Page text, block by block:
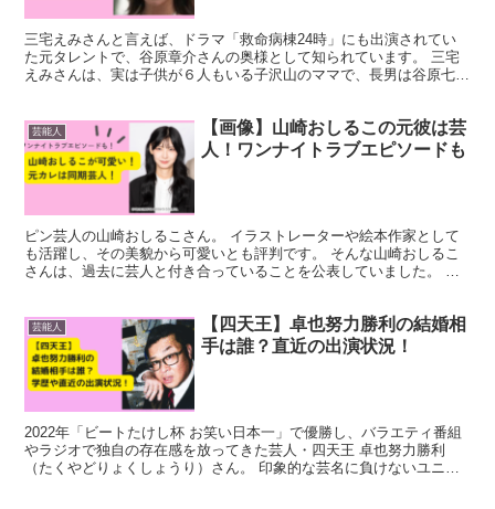
三宅えみさんと言えば、ドラマ「救命病棟24時」にも出演されてい
た元タレントで、谷原章介さんの奥様として知られています。 三宅
えみさんは、実は子供が６人もいる子沢山のママで、長男は谷原七音
芸能人
【画像】山崎おしるこの元彼は芸
人！ワンナイトラブエピソードも
ピン芸人の山崎おしるこさん。 イラストレーターや絵本作家として
も活躍し、その美貌から可愛いとも評判です。 そんな山崎おしるこ
さんは、過去に芸人と付き合っていることを公表していました。 ま
芸能人
【四天王】卓也努力勝利の結婚相
手は誰？直近の出演状況！
2022年「ビートたけし杯 お笑い日本一」で優勝し、バラエティ番組
やラジオで独自の存在感を放ってきた芸人・四天王 卓也努力勝利
（たくやどりょくしょうり）さん。 印象的な芸名に負けないユニー